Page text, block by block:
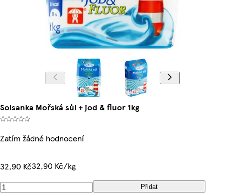
Solsanka Mořská sůl + jod & fluor 1kg
Zatím žádné hodnocení
32,90 Kč32,90 Kč/kg
Přidat